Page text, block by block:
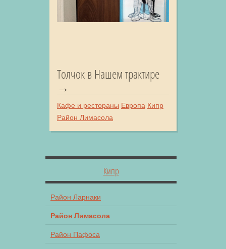
Толчок в Нашем трактире
Кафе и рестораны Европа Кипр
Район Лимасола
Кипр
Район Ларнаки
Район Лимасола
Район Пафоса